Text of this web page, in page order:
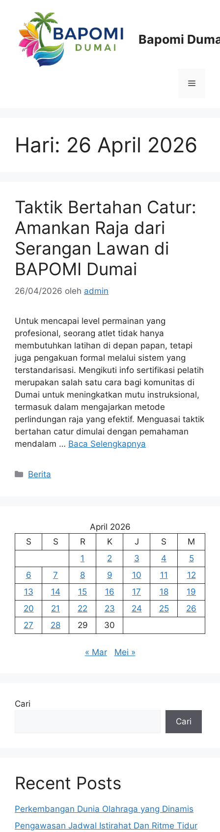
Bapomi
Menu
Hari: 26 April 2026
Taktik Bertahan Catur:
Amankan Raja dari
Serangan Lawan di
BAPOMI Dumai
26/04/2026 oleh admin
Untuk mencapai level permainan yang
profesional, seorang atlet tidak hanya
membutuhkan latihan di depan papan, tetapi
juga pengakuan formal melalui sistem yang
terstandarisasi. Mengikuti info sertifikasi pelatih
merupakan salah satu cara bagi komunitas di
Dumai untuk meningkatkan mutu instruksional,
termasuk dalam mengajarkan metode
perlindungan raja yang efektif. Menguasai taktik
bertahan catur dimulai dengan pemahaman
mendalam … Baca Selengkapnya
Kategori
Berita
April 2026
S
S R K J S
M
1
2 3 4
5
6
7 8 9 10 11
12
13
14 15 16 17 18
19
20
21 22 23 24 25
26
27
28 29 30
« Mar Mei »
Cari
Cari
Recent Posts
Perkembangan Dunia Olahraga yang Dinamis
Pengawasan Jadwal Istirahat Dan Ritme Tidur